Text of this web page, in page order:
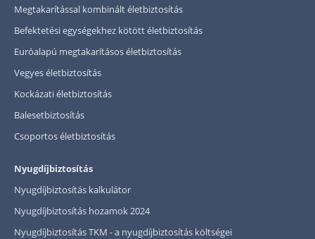
Megtakarítással kombinált életbiztosítás
Befektetési egységekhez kötött életbiztosítás
Euróalapú megtakarításos életbiztosítás
Vegyes életbiztosítás
Kockázati életbiztosítás
Balesetbiztosítás
Csoportos életbiztosítás
Nyugdíjbiztosítás
Nyugdíjbiztosítás kalkulátor
Nyugdíjbiztosítás hozamok 2024
Nyugdíjbiztosítás TKM - a nyugdíjbiztosítás költségei